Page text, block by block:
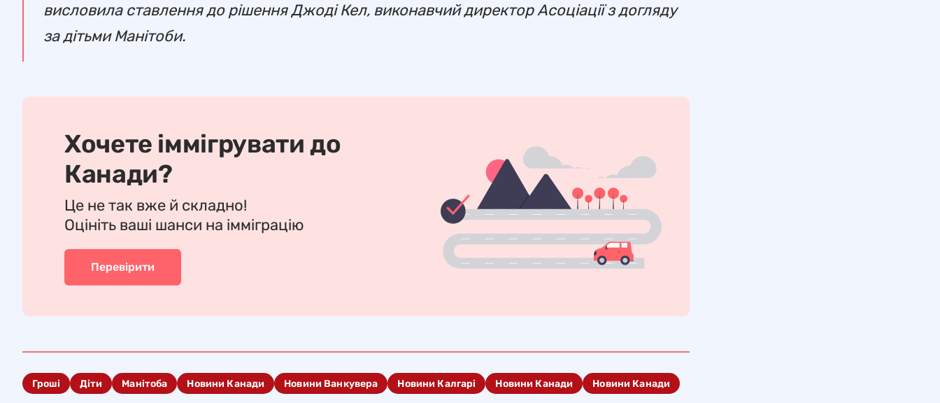
висловила ставлення до рішення Джоді Кел, виконавчий директор Асоціації з догляду
за дітьми Манітоби.
Хочете іммігрувати до
Канади?
Це не так вже й складно!
Оцініть ваші шанси на імміграцію
Перевірити
Гроші Діти Манітоба Новини Канади Новини Ванкувера Новини Калгарі Новини Канади Новини Канади